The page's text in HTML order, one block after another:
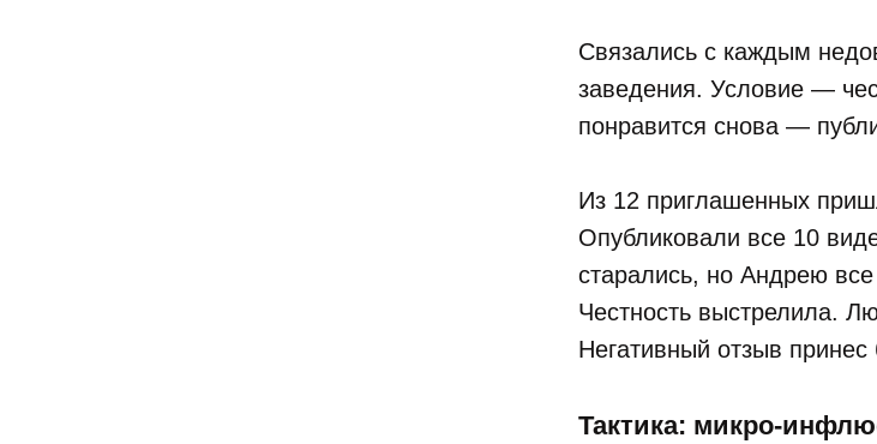
Связались с каждым
заведения. Условие —
понравится снова —
Из 12 приглашенных
Опубликовали все 10
старались, но Андрею
Честность выстрелила.
Негативный отзыв
Тактика: микро-